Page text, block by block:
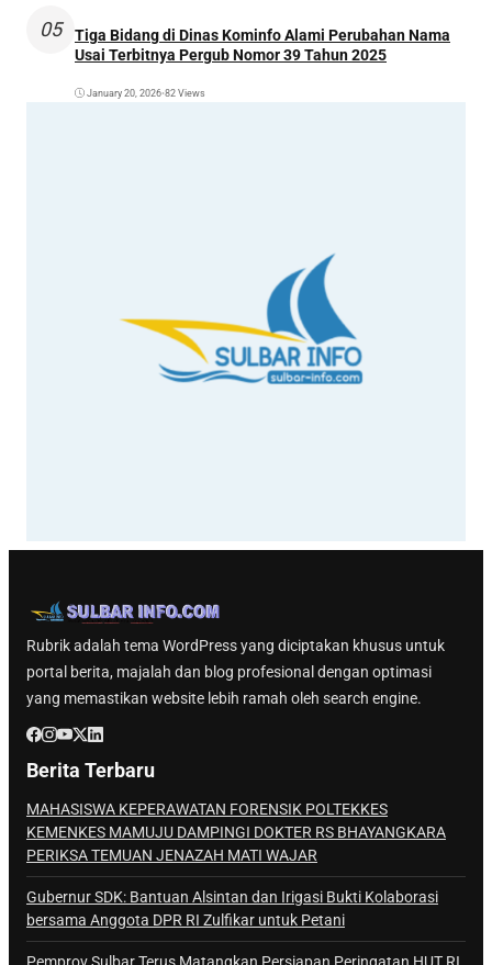
05
Tiga Bidang di Dinas Kominfo Alami Perubahan Nama
Usai Terbitnya Pergub Nomor 39 Tahun 2025
January 20, 2026•82 Views
Rubrik adalah tema WordPress yang diciptakan khusus untuk
portal berita, majalah dan blog profesional dengan optimasi
yang memastikan website lebih ramah oleh search engine.
Berita Terbaru
MAHASISWA KEPERAWATAN FORENSIK POLTEKKES
KEMENKES MAMUJU DAMPINGI DOKTER RS BHAYANGKARA
PERIKSA TEMUAN JENAZAH MATI WAJAR
Gubernur SDK: Bantuan Alsintan dan Irigasi Bukti Kolaborasi
bersama Anggota DPR RI Zulfikar untuk Petani